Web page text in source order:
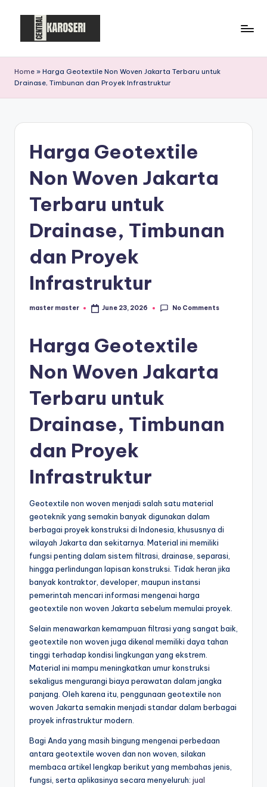
e
n
K
Home » Harga Geotextile Non Woven Jakarta Terbaru untuk
Drainase, Timbunan dan Proyek Infrastruktur
Harga Geotextile
Non Woven Jakarta
Terbaru untuk
Drainase, Timbunan
dan Proyek
Infrastruktur
Posted
master master June 23, 2026 No Comments
Harga Geotextile
Non Woven Jakarta
Terbaru untuk
Drainase, Timbunan
dan Proyek
Infrastruktur
Geotextile non woven menjadi salah satu material
geoteknik yang semakin banyak digunakan dalam
berbagai proyek konstruksi di Indonesia, khususnya di
wilayah Jakarta dan sekitarnya. Material ini memiliki
fungsi penting dalam sistem filtrasi, drainase, separasi,
hingga perlindungan lapisan konstruksi. Tidak heran jika
banyak kontraktor, developer, maupun instansi
pemerintah mencari informasi mengenai harga
geotextile non woven Jakarta sebelum memulai proyek.
Selain menawarkan kemampuan filtrasi yang sangat baik,
geotextile non woven juga dikenal memiliki daya tahan
tinggi terhadap kondisi lingkungan yang ekstrem.
Material ini mampu meningkatkan umur konstruksi
sekaligus mengurangi biaya perawatan dalam jangka
panjang. Oleh karena itu, penggunaan geotextile non
woven Jakarta semakin menjadi standar dalam berbagai
proyek infrastruktur modern.
Bagi Anda yang masih bingung mengenai perbedaan
antara geotextile woven dan non woven, silakan
membaca artikel lengkap berikut yang membahas jenis,
fungsi, serta aplikasinya secara menyeluruh: jual